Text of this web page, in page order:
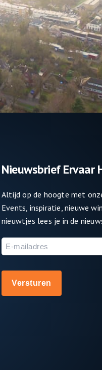
Nieuwsbrief Ervaar
Altijd op de hoogte met
Events, inspiratie, nieuwe
nieuwtjes lees je in de
E-
mailadres